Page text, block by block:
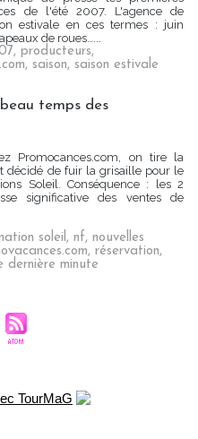
de l'été 2007. L'agence de
estivale en ces termes : juin
de roues…...
, producteurs,
, saison, saison estivale
temps des
Promocances.com, on tire la
décidé de fuir la grisaille pour le
Soleil. Conséquence : les 2
significative des ventes de
soleil, nf, nouvelles
, réservation,
dernière minute